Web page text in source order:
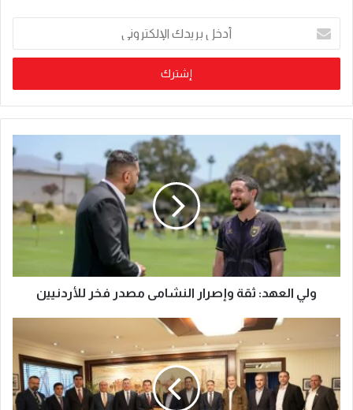
ولي العهد: ثقة وإصرار النشامى مصدر فخر للأردنيين